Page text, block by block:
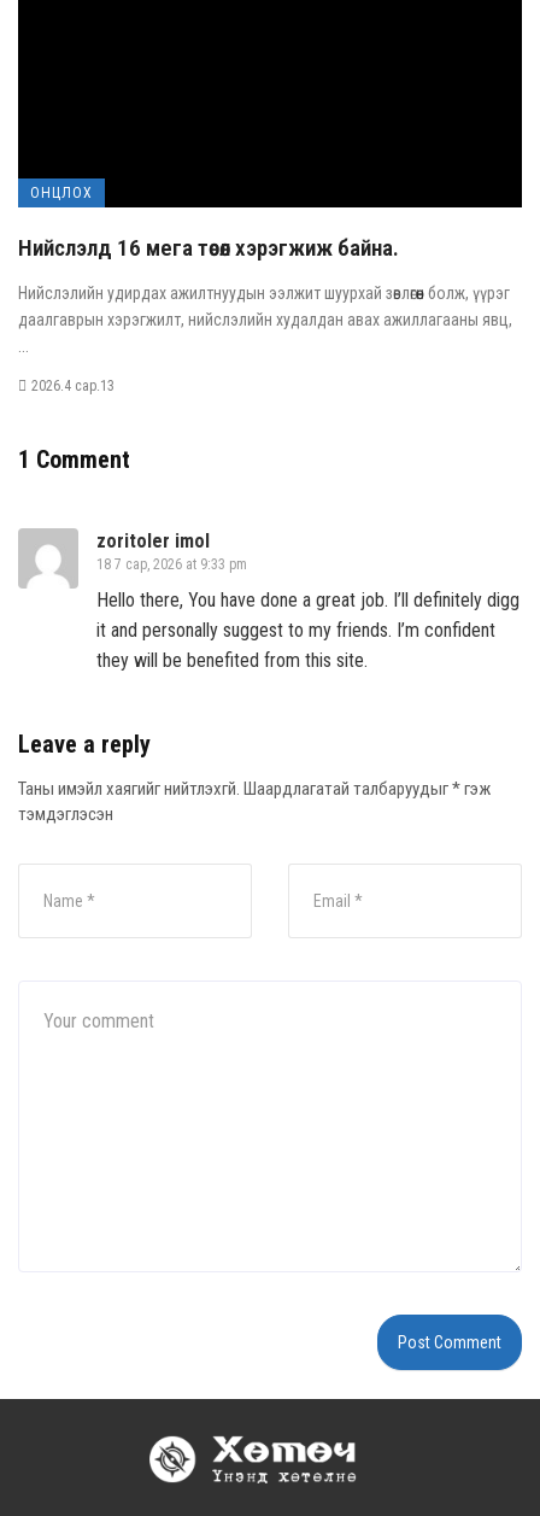
ОНЦЛОХ
Нийслэлд 16 мега төсөл хэрэгжиж байна.
Нийслэлийн удирдах ажилтнуудын ээлжит шуурхай зөвлөгөөн болж, үүрэг
даалгаврын хэрэгжилт, нийслэлийн худалдан авах ажиллагааны явц,
2026.4 сар.13
1 Comment
zoritoler imol
18 7 сар, 2026 at 9:33 pm
Hello there, You have done a great job. I’ll definitely digg
it and personally suggest to my friends. I’m confident
they will be benefited from this site.
Leave a reply
Таны имэйл хаягийг нийтлэхгүй. Шаардлагатай талбаруудыг*гэж
тэмдэглэсэн